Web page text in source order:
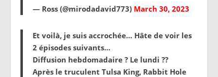
— Ross (@mirodadavid773) March 30, 2023
Et voilà, je suis accrochée… Hâte de voir les
2 épisodes suivants…
Diffusion hebdomadaire ? Le lundi ??
Après le truculent Tulsa King, Rabbit Hole